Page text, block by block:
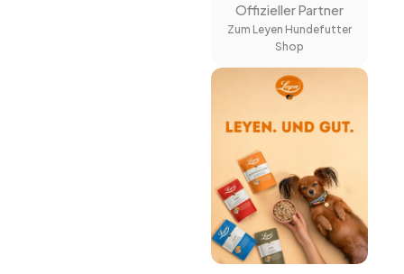
Offizieller Partner
Zum Leyen Hundefutter
Shop